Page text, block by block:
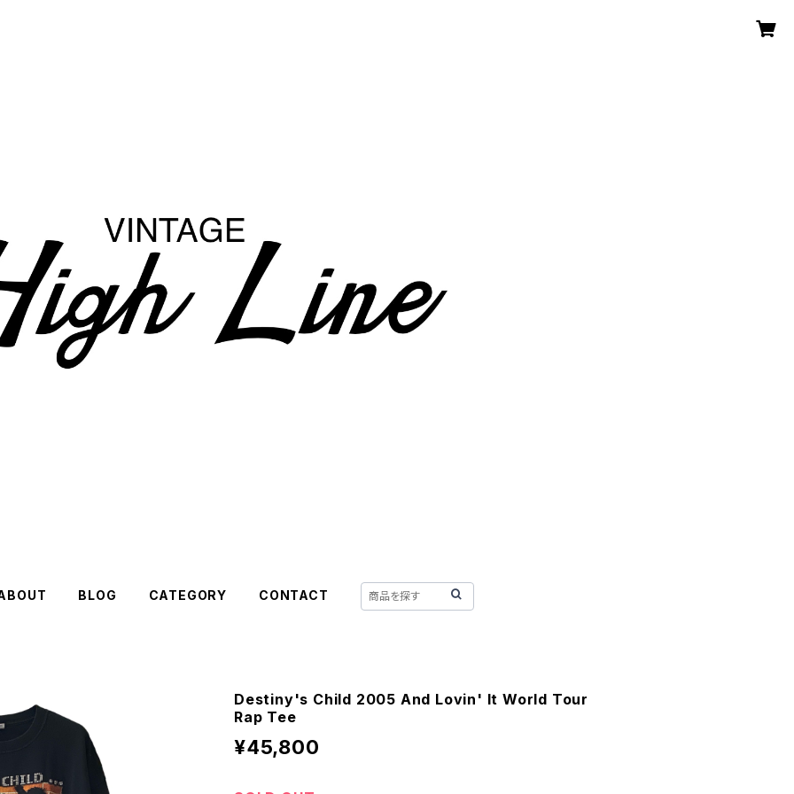
BLOG CATEGORY CONTACT
Destiny's Child 2005 And Lovin' It World Tour
Rap Tee
¥45,800